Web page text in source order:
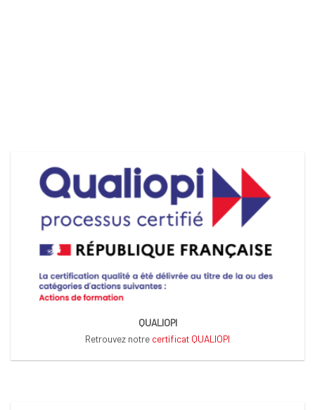
QUALIOPI
Retrouvez notre certificat QUALIOPI